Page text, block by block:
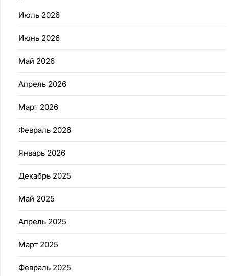
Июль 2026
Июнь 2026
Май 2026
Апрель 2026
Март 2026
Февраль 2026
Январь 2026
Декабрь 2025
Май 2025
Апрель 2025
Март 2025
Февраль 2025